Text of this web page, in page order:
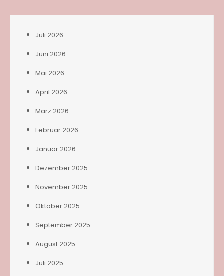
Juli 2026
Juni 2026
Mai 2026
April 2026
März 2026
Februar 2026
Januar 2026
Dezember 2025
November 2025
Oktober 2025
September 2025
August 2025
Juli 2025